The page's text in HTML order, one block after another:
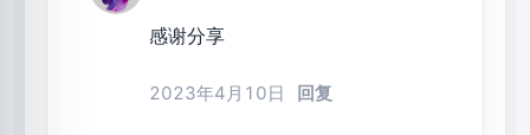
感谢分享
2023年4月10日 回复